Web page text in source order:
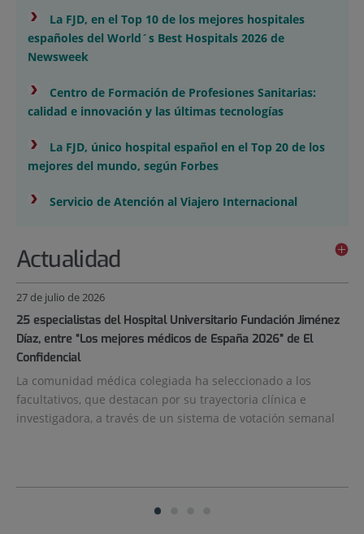
›
La FJD, en el Top 10 de los mejores hospitales
españoles del World´s Best Hospitals 2026 de
Newsweek
›
Centro de Formación de Profesiones Sanitarias:
calidad e innovación y las últimas tecnologías
›
La FJD, único hospital español en el Top 20 de los
mejores del mundo, según Forbes
› Servicio de Atención al Viajero Internacional
Actualidad
Número
diapositivas:
4
27 de julio de 2026
25 especialistas del Hospital Universitario Fundación Jiménez
Díaz, entre “Los mejores médicos de España 2026” de El
Confidencial
La comunidad médica colegiada ha seleccionado a los
facultativos, que destacan por su trayectoria clínica e
investigadora, a través de un sistema de votación semanal
Diapositiva
1
Diapositiva
activa